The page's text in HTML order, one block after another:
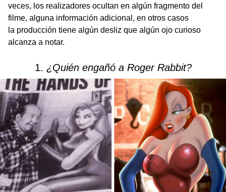
veces, los realizadores ocultan en algún fragmento del
filme, alguna información adicional, en otros casos
la producción tiene algún desliz que algún ojo curioso
alcanza a notar.
1. ¿Quién engañó a Roger Rabbit?